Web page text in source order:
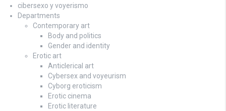
cibersexo y voyerismo
Departments
Contemporary art
Body and politics
Gender and identity
Erotic art
Anticlerical art
Cybersex and voyeurism
Cyborg eroticism
Erotic cinema
Erotic literature